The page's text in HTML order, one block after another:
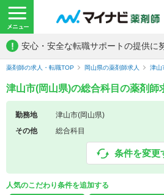
! 安心・安全な転職サポートの提供に
薬剤師の求人・転職TOP 岡山県の薬剤師求人 津山
津山市(岡山県)の総合科目の薬剤師
勤務地
津山市(岡山県)
その他
総合科目
条件を変更
人気のこだわり条件を追加する